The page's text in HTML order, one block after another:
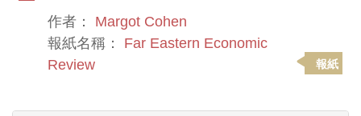
作者： Margot Cohen
報紙名稱： Far Eastern Economic
Review
報紙